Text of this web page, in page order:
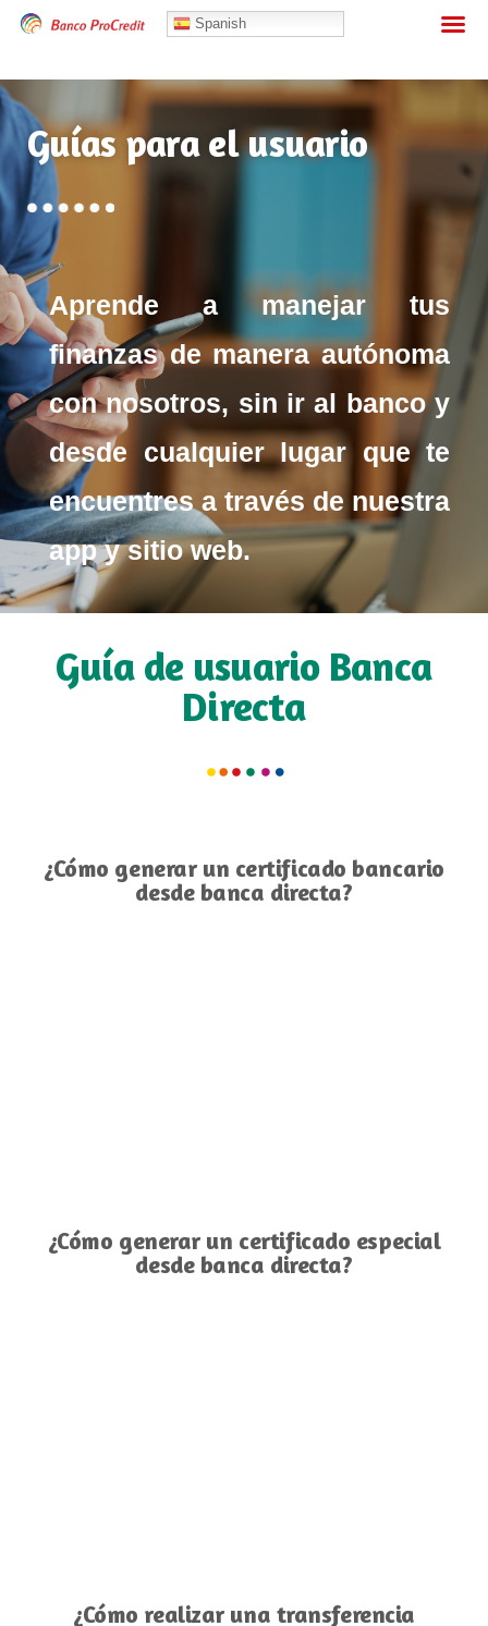
Spanish
Guías para el usuario
Aprende a manejar tus
finanzas de manera autónoma
con nosotros, sin ir al banco y
desde cualquier lugar que te
encuentres a través de nuestra
app y sitio web.
Guía de usuario Banca
Directa
¿Cómo generar un certificado bancario
desde banca directa?
¿Cómo generar un certificado especial
desde banca directa?
¿Cómo realizar una transferencia